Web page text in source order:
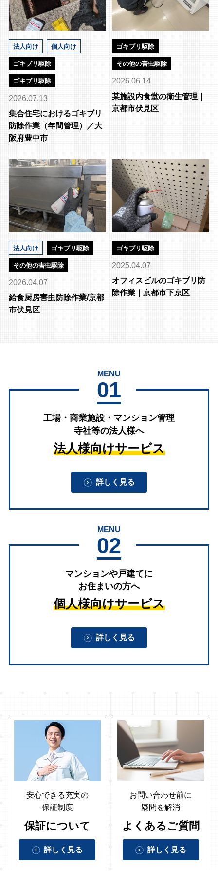
法人向け 個人向け
ゴキブリ駆除
ゴキブリ駆除
2026.07.13
集合住宅におけるゴキブリ
防除作業（年間管理）／大
阪府豊中市
ゴキブリ駆除
その他の害虫駆除
2026.06.14
某施設内食堂の衛生管理｜
京都市伏見区
法人向け ゴキブリ駆除
その他の害虫駆除
2026.04.07
給食厨房害虫防除作業/京都
市伏見区
ゴキブリ駆除
2025.04.07
オフィスビルのゴキブリ防
除作業｜京都市下京区
MENU
01
工場・商業施設・マンション管理
寺社等の法人様へ
法人様向けサービス
詳しく見る
MENU
02
マンションや戸建てに
お住まいの方へ
個人様向けサービス
詳しく見る
安心できる充実の
保証制度
保証について
詳しく見る
お問い合わせ前に
疑問を解消
よくあるご質問
詳しく見る